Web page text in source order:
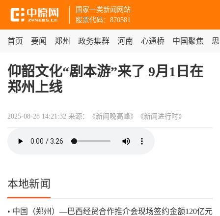
国家一类新闻网站
股票代码：870581
首页 要闻 郑州 政务集群 河南 心通桥 中国聚焦
仰韶文化“剧本游”来了 9月1日在
郑州上线
2025-08-28 14:21:32 来源：《新闻晚高峰》《新闻进行时》
本地新闻
中国（郑州）—巴西经贸合作推介会现场签约金额120亿元